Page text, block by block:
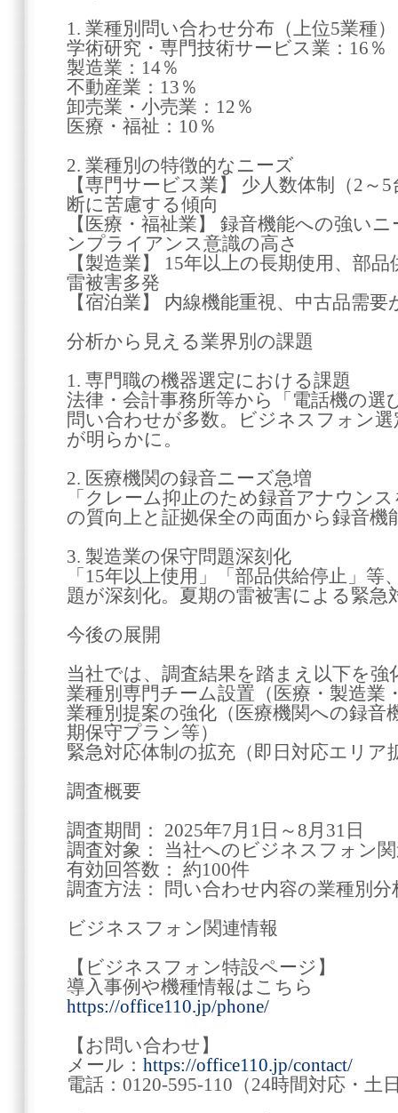
1. 業種別問い合わせ分布（上位5業種）
学術研究・専門技術サービス業：16％
製造業：14％
不動産業：13％
卸売業・小売業：12％
医療・福祉：10％
2. 業種別の特徴的なニーズ
【専門サービス業】 少人数体制（2～
断に苦慮する傾向
【医療・福祉業】 録音機能への強い
ンプライアンス意識の高さ
【製造業】 15年以上の長期使用、部
雷被害多発
【宿泊業】 内線機能重視、中古品需要
分析から見える業界別の課題
1. 専門職の機器選定における課題
法律・会計事務所等から「電話機の
問い合わせが多数。ビジネスフォン
が明らかに。
2. 医療機関の録音ニーズ急増
「クレーム抑止のため録音アナウン
の質向上と証拠保全の両面から録音機
3. 製造業の保守問題深刻化
「15年以上使用」「部品供給停止」
題が深刻化。夏期の雷被害による緊急
今後の展開
当社では、調査結果を踏まえ以下を強
業種別専門チーム設置（医療・製造業
業種別提案の強化（医療機関への録音
期保守プラン等）
緊急対応体制の拡充（即日対応エリア
調査概要
調査期間： 2025年7月1日～8月31日
調査対象： 当社へのビジネスフォン
有効回答数： 約100件
調査方法： 問い合わせ内容の業種別分
ビジネスフォン関連情報
【ビジネスフォン特設ページ】
導入事例や機種情報はこちら
https://office110.jp/phone/
【お問い合わせ】
メール： https://office110.jp/contact/
電話：0120-595-110（24時間対応・土